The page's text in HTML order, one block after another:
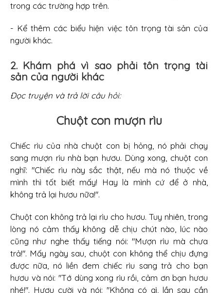
trong các trường hợp trên.
- Kể thêm các biểu hiện việc tôn trọng tài sản của
người khác.
2. Khám phá vì sao phải tôn trọng tài
sản của người khác
Đọc truyện và trả lời câu hỏi:
Chuột con mượn rìu
Chiếc rìu của nhà chuột con bị hỏng, nó phải chạy
sang mượn rìu nhà bạn hươu. Dùng xong, chuột con
nghĩ: "Chiếc rìu này sắc thật, nếu mà nó thuộc về
mình thì tốt biết mấy! Hay là mình cứ để ở nhà,
không trả lại hươu nữa!".
Chuột con không trả lại rìu cho hươu. Tuy nhiên, trong
lòng nó cảm thấy không dễ chịu chút nào, lúc nào
cũng như nghe thấy tiếng nói: "Mượn rìu mà chưa
trả!". Mấy ngày sau, chuột con không thể chịu đựng
được nữa, nó liền đem chiếc rìu sang trả cho bạn
hươu và nói: "Tớ dùng xong rìu rồi, cảm ơn bạn hươu
nhé!". Hươu cười và nói: "Không có gì, lần sau cần